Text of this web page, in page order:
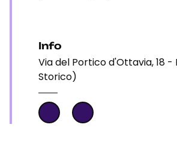
Info
Via del Portico d'Ottavia, 18
Storico)